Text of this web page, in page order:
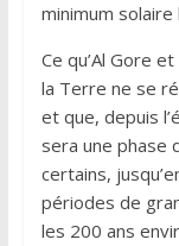
minimum
Ce qu’Al Gore
la Terre ne se
et que, depuis
sera une phase
certains,
périodes de
les 200 ans